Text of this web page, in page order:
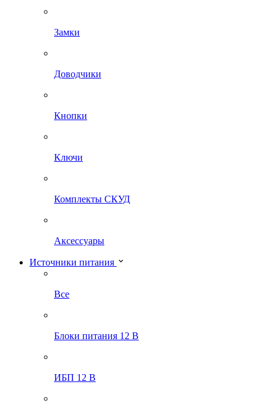
Замки
Доводчики
Кнопки
Ключи
Комплекты СКУД
Аксессуары
Источники питания
Все
Блоки питания 12 В
ИБП 12 В